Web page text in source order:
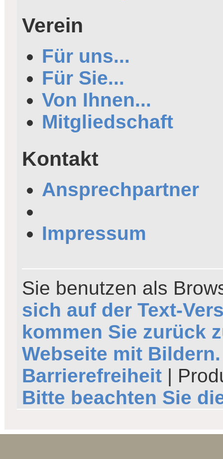
Verein
Für uns...
Für Sie...
Von Ihnen...
Mitgliedschaft
Kontakt
Ansprechpartner
Impressum
Sie benutzen als
sich auf der Text-
kommen Sie zurück
Webseite mit Bildern.
Barrierefreiheit |
Bitte beachten Sie